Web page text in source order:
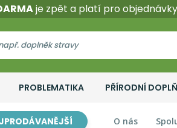
je zpět a platí pro
PROBLEMATIKA PŘÍRODNÍ
O nás